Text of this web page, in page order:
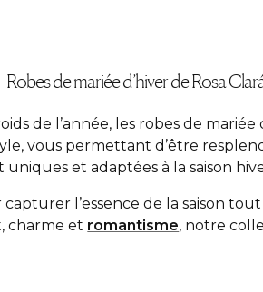
Robes de mariée d’hiver de Rosa
de l’année, les robes de
vous permettant d’être
et adaptées à la saison
capturer l’essence de la saison
charme et romantisme, notre